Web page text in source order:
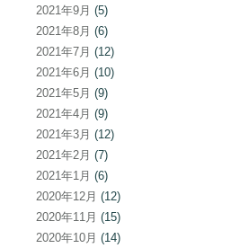
2021年9月 (5)
2021年8月 (6)
2021年7月 (12)
2021年6月 (10)
2021年5月 (9)
2021年4月 (9)
2021年3月 (12)
2021年2月 (7)
2021年1月 (6)
2020年12月 (12)
2020年11月 (15)
2020年10月 (14)